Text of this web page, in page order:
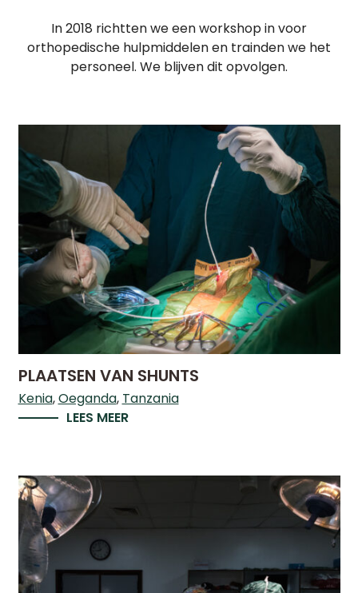
In 2018 richtten we een workshop in voor
orthopedische hulpmiddelen en trainden we het
personeel. We blijven dit opvolgen.
PLAATSEN VAN SHUNTS
Kenia Oeganda Tanzania
LEES MEER